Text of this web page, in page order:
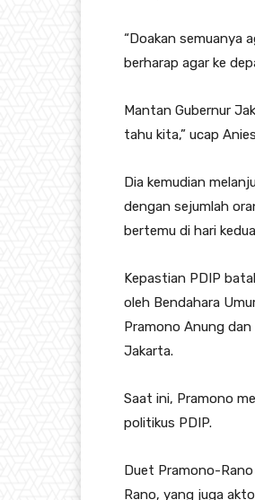
“Doakan semuanya
berharap agar ke
Mantan Gubernur
tahu kita,” ucap
Dia kemudian
dengan sejumlah
bertemu di hari
Kepastian PDIP
oleh Bendahara
Pramono Anung
Jakarta.
Saat ini, Pramono
politikus PDIP.
Duet Pramono-
Rano, yang juga